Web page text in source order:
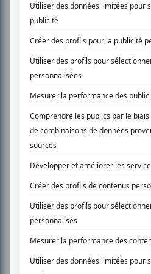
SUR LE RÉSEAU BIZZ MÉDIA
PLAN DU SITE
Accueil
Liste des oeuvres
Recherche avancée
À propos
Nous contacter
Termes et conditions
Politique de confidentialité
Gestion du consentement